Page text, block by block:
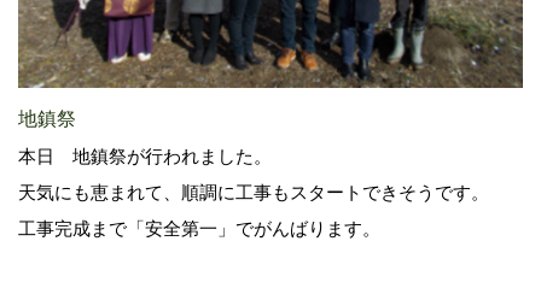
地鎮祭
本日 地鎮祭が行われました。
天気にも恵まれて、順調に工事もスタートできそうです。
工事完成まで「安全第一」でがんばります。